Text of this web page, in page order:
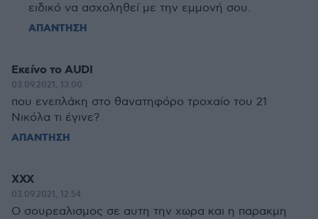
ειδικό να ασχοληθεί με την εμμονή σου.
ΑΠΑΝΤΗΣΗ
Εκείνο το AUDI
03.09.2021, 13:00
που ενεπλάκη στο θανατηφόρο τροχαίο του 21
Νικόλα τι έγινε?
ΑΠΑΝΤΗΣΗ
XXX
03.09.2021, 12:54
Ο σουρεαλισμος σε αυτη την χωρα και η παρακμη